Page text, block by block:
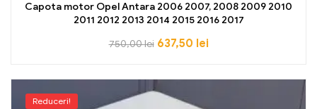
Capota motor Opel Antara 2006 2007, 2008 2009 2010
2011 2012 2013 2014 2015 2016 2017
750,00lei 637,50 lei
Reduceri!